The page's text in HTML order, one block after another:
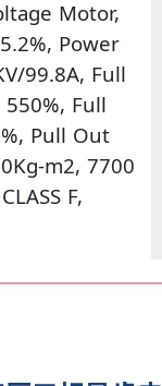
High Voltage
Eff 95.2%,
6KV/
FLC
FLT 70%,
110Kg-
IMB3, CLASS